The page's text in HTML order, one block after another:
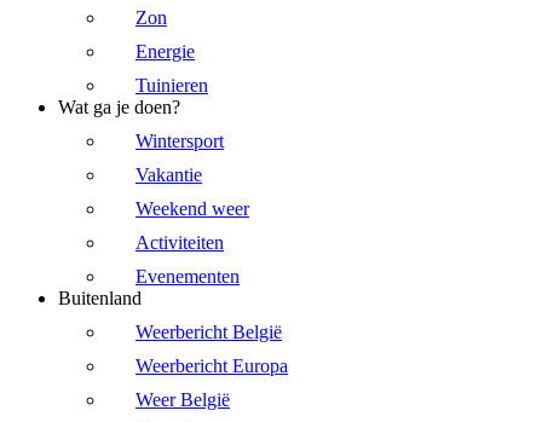
Zon
Energie
Tuinieren
Wat ga je doen?
Wintersport
Vakantie
Weekend weer
Activiteiten
Evenementen
Buitenland
Weerbericht België
Weerbericht Europa
Weer België